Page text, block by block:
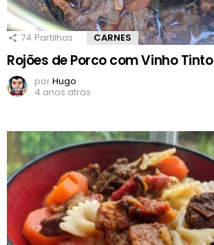
74 Partilhas CARNES
Rojões de Porco com Vinho Tinto
porHugo
4 anos atrás